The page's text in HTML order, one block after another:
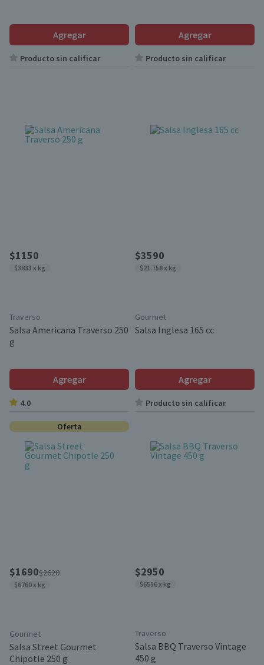
Agregar
Producto sin calificar
Agregar
Producto sin calificar
$1150
$3833 x kg
Traverso
Salsa Americana Traverso 250
g
Agregar
4.0
$3590
$21.758 x kg
Gourmet
Salsa Inglesa 165 cc
Agregar
Producto sin calificar
Oferta
$1690$2620
$6760 x kg
Gourmet
Salsa Street Gourmet
Chipotle 250 g
$2950
$6556 x kg
Traverso
Salsa BBQ Traverso Vintage
450 g